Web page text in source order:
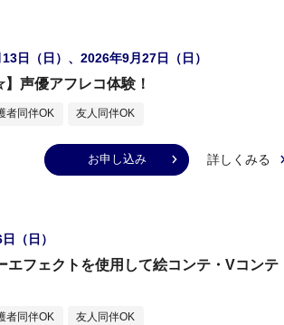
日（日）、2026年9月27日（日）
声優アフレコ体験！
者同伴OK 友人同伴OK
お申し込み 詳しくみる
（日）
エフェクトを使用して絵コンテ・Vコンテ
者同伴OK 友人同伴OK